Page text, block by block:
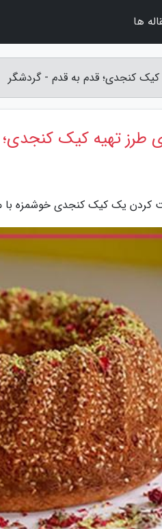
کنجدی؛ قدم به قدم - گردشگر
طرز تهیه کیک
کردن یک کیک کنجدی خوشمزه با
ها